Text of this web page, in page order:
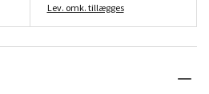
Lev. omk. tillægges